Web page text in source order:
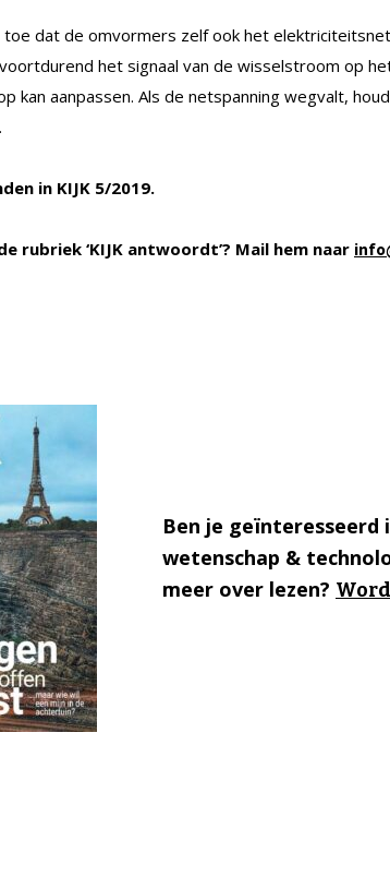
toe dat de omvormers zelf ook het
het signaal van de wisselstroom op
kan aanpassen. Als de netspanning wegvalt,
in KIJK 5/2019.
rubriek ‘KIJK antwoordt’? Mail hem naar
Ben je geïnteresseerd
wetenschap &
meer over lezen?